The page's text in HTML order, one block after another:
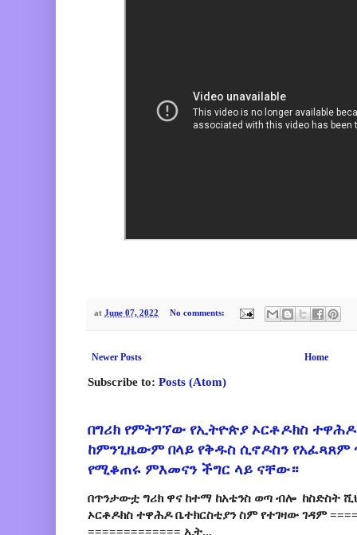
at June 07, 2022 No comments:
Newer Posts Home
Subscribe to: Posts (Atom)
በግሪክ የምትገኘው የኢትዮጵያ ኦርቶዶክስ
ከምንጊዜውም በላይ የቅዱስ ሲኖዶስን የአፈጻጸም
የሚቆጠሩ ምእመናን ችግር ላይ ናቸው።
በጥንታውቷ ግሪክ ዋና ከተማ ከአቴንስ ወጣ ብሎ ከስድስት
ኦርቶዶክስ ተዋሕዶ ቤተክርስቲያን ስም የተገዛው ገዳም
============= ኢት...